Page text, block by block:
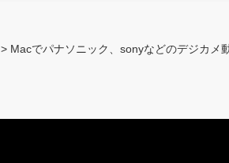
> Macでパナソニック、sonyなどのデジカメ